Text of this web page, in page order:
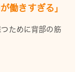
働きすぎる」
ために背部の筋